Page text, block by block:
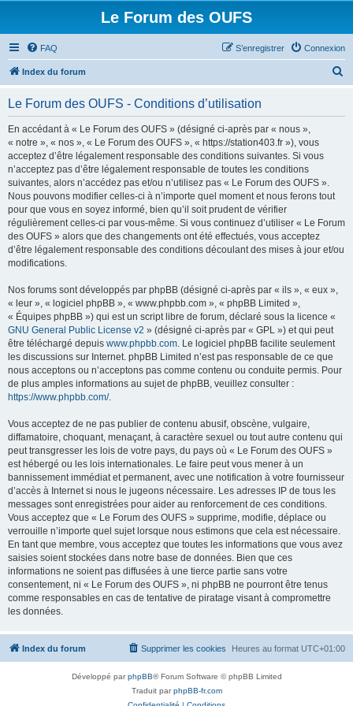
Le Forum des OUFS
FAQ Connexion
S’enregistrer
Index du forum
e
Le Forum des OUFS - Conditions d’utilisation
En accédant à « Le Forum des OUFS » (désigné ci-après par « nous »,
« notre », « nos », « Le Forum des OUFS », « https://station403.fr »), vous
acceptez d’être légalement responsable des conditions suivantes. Si vous
n’acceptez pas d’être légalement responsable de toutes les conditions
suivantes, alors n’accédez pas et/ou n’utilisez pas « Le Forum des OUFS ».
Nous pouvons modifier celles-ci à n’importe quel moment et nous ferons tout
pour que vous en soyez informé, bien qu’il soit prudent de vérifier
régulièrement celles-ci par vous-même. Si vous continuez d’utiliser « Le Forum
des OUFS » alors que des changements ont été effectués, vous acceptez
d’être légalement responsable des conditions découlant des mises à jour et/ou
modifications.
Nos forums sont développés par phpBB (désigné ci-après par « ils », « eux »,
« leur », « logiciel phpBB », « www.phpbb.com », « phpBB Limited »,
« Équipes phpBB ») qui est un script libre de forum, déclaré sous la licence «
GNU General Public License v2 » (désigné ci-après par « GPL ») et qui peut
être téléchargé depuis www.phpbb.com. Le logiciel phpBB facilite seulement
les discussions sur Internet. phpBB Limited n’est pas responsable de ce que
nous acceptons ou n’acceptons pas comme contenu ou conduite permis. Pour
de plus amples informations au sujet de phpBB, veuillez consulter :
https://www.phpbb.com/.
Vous acceptez de ne pas publier de contenu abusif, obscène, vulgaire,
diffamatoire, choquant, menaçant, à caractère sexuel ou tout autre contenu qui
peut transgresser les lois de votre pays, du pays où « Le Forum des OUFS »
est hébergé ou les lois internationales. Le faire peut vous mener à un
bannissement immédiat et permanent, avec une notification à votre fournisseur
d’accès à Internet si nous le jugeons nécessaire. Les adresses IP de tous les
messages sont enregistrées pour aider au renforcement de ces conditions.
Vous acceptez que « Le Forum des OUFS » supprime, modifie, déplace ou
verrouille n’importe quel sujet lorsque nous estimons que cela est nécessaire.
En tant que membre, vous acceptez que toutes les informations que vous avez
saisies soient stockées dans notre base de données. Bien que ces
informations ne soient pas diffusées à une tierce partie sans votre
consentement, ni « Le Forum des OUFS », ni phpBB ne pourront être tenus
comme responsables en cas de tentative de piratage visant à compromettre
les données.
Index du forum Heures au format UTC+01:00
Supprimer les cookies
Développé parphpBB® Forum Software © phpBB Limited
Traduit parphpBB-fr.com